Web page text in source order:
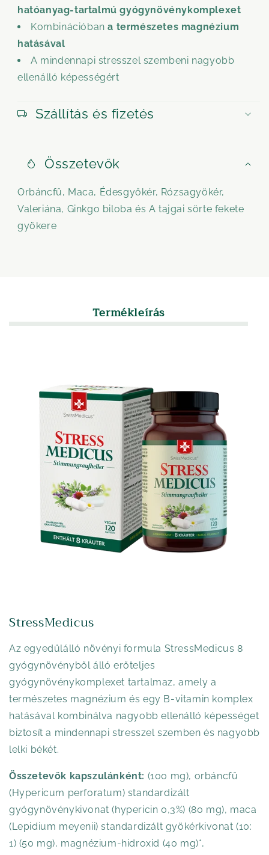
hatóanyag-tartalmú gyógynövénykomplexet
Kombinációbana természetes magnézium
hatásával
A mindennapi stresszel szembeni nagyobb
ellenálló képességért
Szállítás és fizetés
Összetevők
Orbáncfű, Maca, Édesgyökér, Rózsagyökér,
Valeriána, Ginkgo biloba és A tajgai sörte fekete
gyökere
Termékleírás
StressMedicus
Az egyedülálló növényi formula StressMedicus 8
gyógynövényből álló erőteljes
gyógynövénykomplexet tartalmaz, amely a
természetes magnézium és egy B-vitamin komplex
hatásával kombinálva nagyobb ellenálló képességet
biztosít a mindennapi stresszel szemben és nagyobb
lelki békét.
Összetevők kapszulánként: (100 mg), orbáncfű
(Hypericum perforatum) standardizált
gyógynövénykivonat (hypericin 0,3%) (80 mg), maca
(Lepidium meyenii) standardizált gyökérkivonat (10:
1) (50 mg), magnézium-hidroxid (40 mg)*,